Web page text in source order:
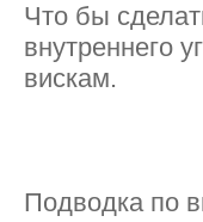
Что бы
внутреннего
вискам.
Подводка по